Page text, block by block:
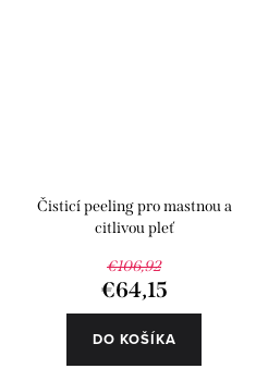
Čisticí peeling pro mastnou a
citlivou pleť
€106,92
€64,15
DO KOŠÍKA